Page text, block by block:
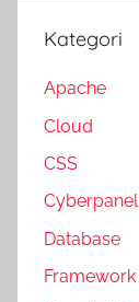
Kategori
Apache
Cloud
CSS
Cyberpanel
Database
Framework